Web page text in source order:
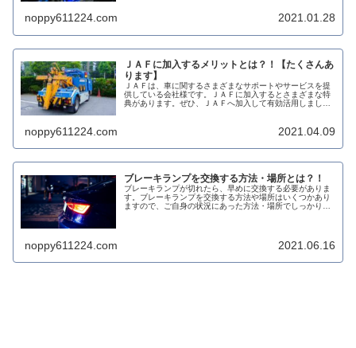
noppy611224.com 2021.01.28
ＪＡＦに加入するメリットとは？！【たくさんあ
ります】
ＪＡＦは、車に関するさまざまなサポートやサービスを提
供している会社様です。ＪＡＦに加入するとさまざまな特
典があります。ぜひ、ＪＡＦへ加入して有効活用しましょ
noppy611224.com 2021.04.09
ブレーキランプを交換する方法・場所とは？！
ブレーキランプが切れたら、早めに交換する必要がありま
す。ブレーキランプを交換する方法や場所はいくつかあり
ますので、ご自身の状況にあった方法・場所でしっかり交
noppy611224.com 2021.06.16